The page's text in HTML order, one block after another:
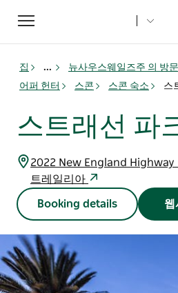
Toggle
navigation
집 ... 뉴사우스웨일즈주 의 방
어퍼 헌터
스콘 스콘 숙소 스
스트래선 파
2022 New England Highway
트레일리아
Booking details 웹